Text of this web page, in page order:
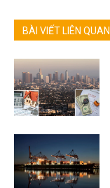
BÀI VIẾT LIÊN QUAN